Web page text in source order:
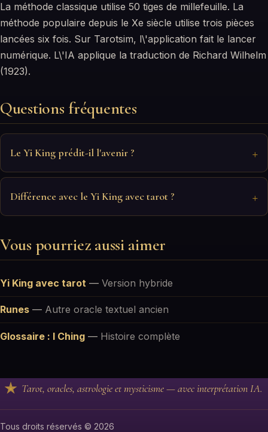
La méthode classique utilise 50 tiges de millefeuille. La
méthode populaire depuis le Xe siècle utilise trois pièces
lancées six fois. Sur Tarotsim, l\'application fait le lancer
numérique. L\'IA applique la traduction de Richard Wilhelm
(1923).
Questions fréquentes
Le Yi King prédit-il l'avenir ?
Différence avec le Yi King avec tarot ?
Vous pourriez aussi aimer
Yi King avec tarot — Version hybride
Runes — Autre oracle textuel ancien
Glossaire : I Ching — Histoire complète
Tarot, oracles, astrologie et mysticisme — avec interprétation IA.
Tous droits réservés © 2026